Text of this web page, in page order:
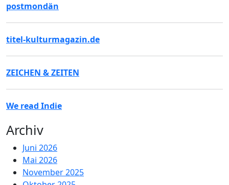
postmondän
titel-kulturmagazin.de
ZEICHEN & ZEITEN
We read Indie
Archiv
Juni 2026
Mai 2026
November 2025